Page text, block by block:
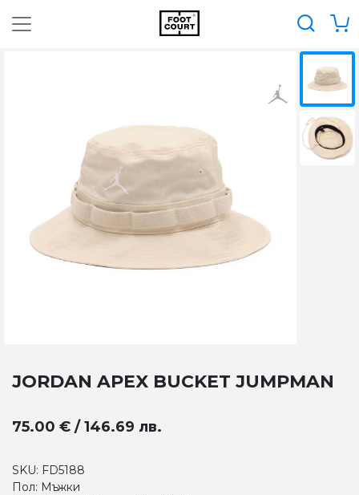
JORDAN APEX BUCKET JUMPMAN
75.00 € / 146.69 лв.
SKU: FD5188
Пол: Мъжки